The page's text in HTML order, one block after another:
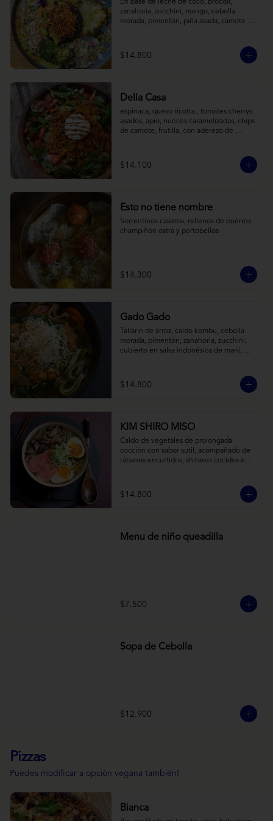
En base de leche de coco, brócoli,
zanahoria, zucchini, mango, cebolla
morada, pimentón, piña asada, camote
$14.800
Della Casa
espinaca, queso ricotta , tomates cherrys
asados, apio, nueces caramelizadas, chips
de camote, frutilla, con aderezo de
$14.100
Esto no tiene nombre
Sorrentinos caseros, rellenos de puerros
champiñon ostra y portobellos
$14.300
Gado Gado
Tallarín de arroz, caldo kombu, cebolla
morada, pimentón, zanahoria, zucchini,
cubierto en salsa indonésica de maní,
$14.800
KIM SHIRO MISO
Caldo de vegetales de prolongada
cocción con sabor sutil, acompañado de
rábanos encurtidos, shitakes cocidos en
vegana) y los infaltables fideos de ramen.
$14.800
Menu de niño queadilla
$7.500
Sopa de Cebolla
$12.900
Pizzas
Puedes modificar a opción vegana también!
Bianca